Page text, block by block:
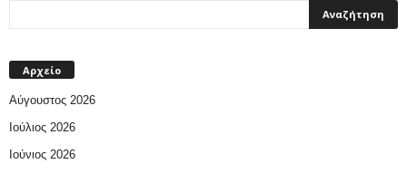
Αρχείο
Αύγουστος 2026
Ιούλιος 2026
Ιούνιος 2026